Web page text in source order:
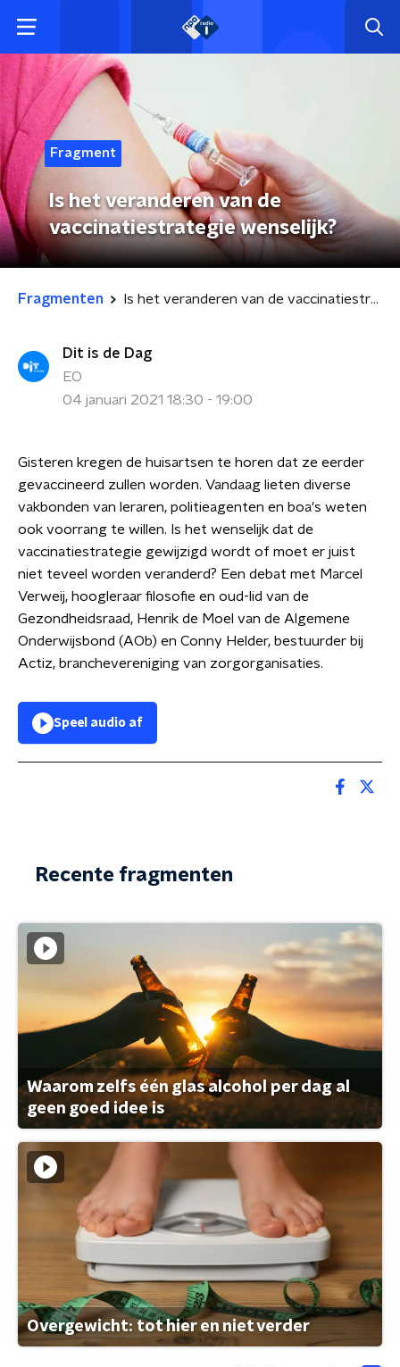
Fragment
Is het veranderen van de
vaccinatiestrategie wenselijk?
Fragmenten Is het veranderen van de vaccinatiestrategie wenselijk?
Dit is de Dag
EO
04 januari 2021 18:30 - 19:00
Gisteren kregen de huisartsen te horen dat ze eerder
gevaccineerd zullen worden. Vandaag lieten diverse
vakbonden van leraren, politieagenten en boa's weten
ook voorrang te willen. Is het wenselijk dat de
vaccinatiestrategie gewijzigd wordt of moet er juist
niet teveel worden veranderd? Een debat met Marcel
Verweij, hoogleraar filosofie en oud-lid van de
Gezondheidsraad, Henrik de Moel van de Algemene
Onderwijsbond (AOb) en Conny Helder, bestuurder bij
Actiz, branchevereniging van zorgorganisaties.
Speel audio af
Recente fragmenten
Waarom zelfs één glas alcohol per dag al
geen goed idee is
Overgewicht: tot hier en niet verder